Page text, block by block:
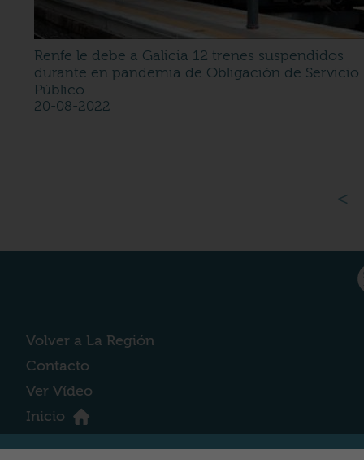
Renfe le debe a Galicia 12 trenes suspendidos
durante en pandemia de Obligación de Servicio
Público
20-08-2022
<
Volver a La Región
Contacto
Ver Vídeo
Inicio